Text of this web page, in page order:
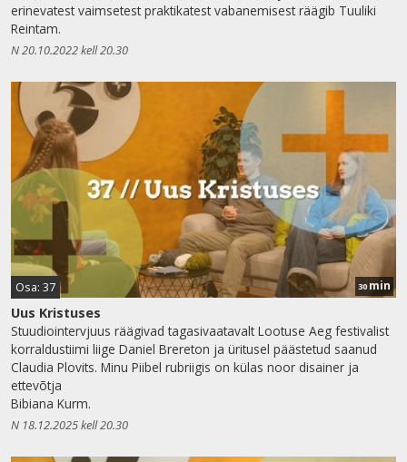
erinevatest vaimsetest praktikatest vabanemisest räägib Tuuliki
Reintam.
N 20.10.2022 kell 20.30
Osa: 37 30 min
Uus Kristuses
Stuudiointervjuus räägivad tagasivaatavalt Lootuse Aeg festivalist
korraldustiimi liige Daniel Brereton ja üritusel päästetud saanud
Claudia Plovits. Minu Piibel rubriigis on külas noor disainer ja
ettevõtja
Bibiana Kurm.
N 18.12.2025 kell 20.30